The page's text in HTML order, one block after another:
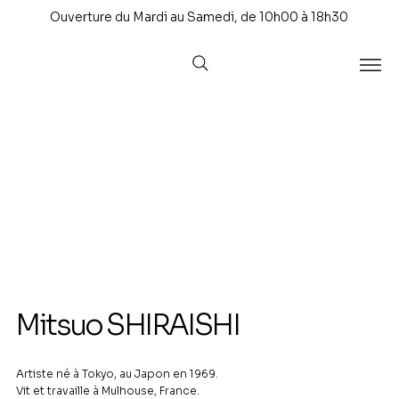
Ouverture du Mardi au Samedi, de 10h00 à 18h30
Mitsuo SHIRAISHI
Artiste né à Tokyo, au Japon en 1969.
Vit et travaille à Mulhouse, France.